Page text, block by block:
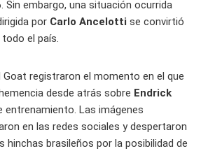
Sin embargo, una situación ocurrida
por Carlo Ancelotti se convirtió
el país.
Goat registraron el momento en el que
desde atrás sobre Endrick
entrenamiento. Las imágenes
en las redes sociales y despertaron
hinchas brasileños por la posibilidad de